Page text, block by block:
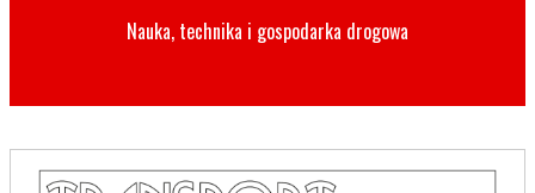
Nauka, technika i gospodarka drogowa